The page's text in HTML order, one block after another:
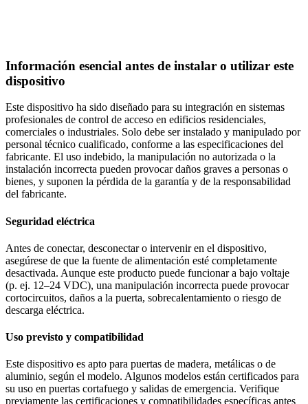
Información esencial antes de instalar o utilizar este
dispositivo
Este dispositivo ha sido diseñado para su integración en sistemas
profesionales de control de acceso en edificios residenciales,
comerciales o industriales. Solo debe ser instalado y manipulado por
personal técnico cualificado, conforme a las especificaciones del
fabricante. El uso indebido, la manipulación no autorizada o la
instalación incorrecta pueden provocar daños graves a personas o
bienes, y suponen la pérdida de la garantía y de la responsabilidad
del fabricante.
Seguridad eléctrica
Antes de conectar, desconectar o intervenir en el dispositivo,
asegúrese de que la fuente de alimentación esté completamente
desactivada. Aunque este producto puede funcionar a bajo voltaje
(p. ej. 12–24 VDC), una manipulación incorrecta puede provocar
cortocircuitos, daños a la puerta, sobrecalentamiento o riesgo de
descarga eléctrica.
Uso previsto y compatibilidad
Este dispositivo es apto para puertas de madera, metálicas o de
aluminio, según el modelo. Algunos modelos están certificados para
su uso en puertas cortafuego y salidas de emergencia. Verifique
previamente las certificaciones y compatibilidades específicas antes